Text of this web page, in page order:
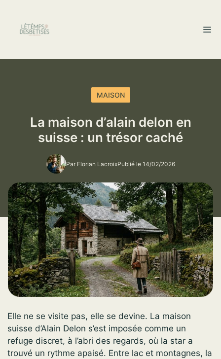
contenu
MAISON
La maison d’alain delon en
suisse : un trésor caché
Par Florian LacroixPublié le 14/02/2026
Elle ne se visite pas, elle se devine. La maison
suisse d’Alain Delon s’est imposée comme un
refuge discret, à l’abri des regards, où la star a
trouvé un rythme apaisé. Entre lac et montagnes, la